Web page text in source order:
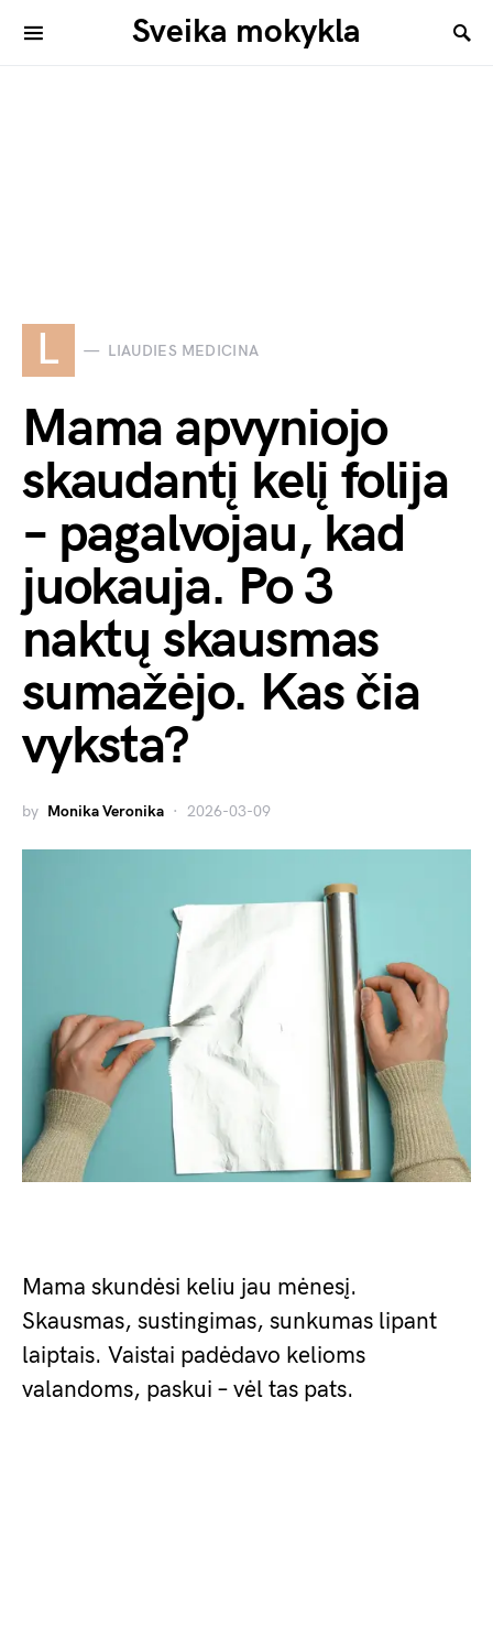
Sveika mokykla
L LIAUDIES MEDICINA
Mama apvyniojo
skaudantį kelį folija
– pagalvojau, kad
juokauja. Po 3
naktų skausmas
sumažėjo. Kas čia
vyksta?
by Monika Veronika 2026-03-09
Mama skundėsi keliu jau mėnesį.
Skausmas, sustingimas, sunkumas lipant
laiptais. Vaistai padėdavo kelioms
valandoms, paskui – vėl tas pats.